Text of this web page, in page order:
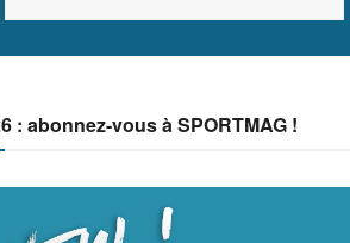
: abonnez-vous à SPORTMAG !